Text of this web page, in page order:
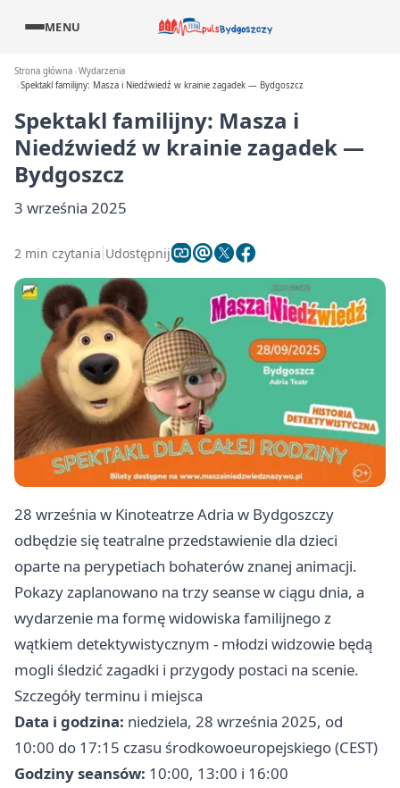
MENU
Strona główna Wydarzenia
Spektakl familijny: Masza i Niedźwiedź w krainie zagadek — Bydgoszcz
Spektakl familijny: Masza i
Niedźwiedź w krainie zagadek —
Bydgoszcz
3 września 2025
2 min czytania Udostępnij
28 września w Kinoteatrze Adria w Bydgoszczy
odbędzie się teatralne przedstawienie dla dzieci
oparte na perypetiach bohaterów znanej animacji.
Pokazy zaplanowano na trzy seanse w ciągu dnia, a
wydarzenie ma formę widowiska familijnego z
wątkiem detektywistycznym - młodzi widzowie będą
mogli śledzić zagadki i przygody postaci na scenie.
Szczegóły terminu i miejsca
Data i godzina: niedziela, 28 września 2025, od
10:00 do 17:15 czasu środkowoeuropejskiego (CEST)
Godziny seansów: 10:00, 13:00 i 16:00